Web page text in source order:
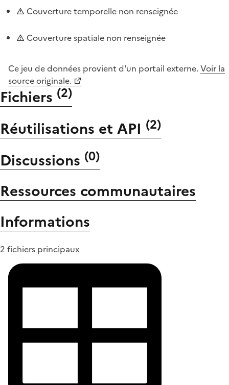
Couverture temporelle non renseignée
Couverture spatiale non renseignée
Ce jeu de données provient d'un portail externe. Voir la
source originale.
Fichiers (2)
Réutilisations et API (2)
Discussions (0)
Ressources communautaires
Informations
2 fichiers principaux